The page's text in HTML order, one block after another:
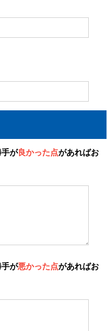
手が良かった点があればお
手が悪かった点があればお